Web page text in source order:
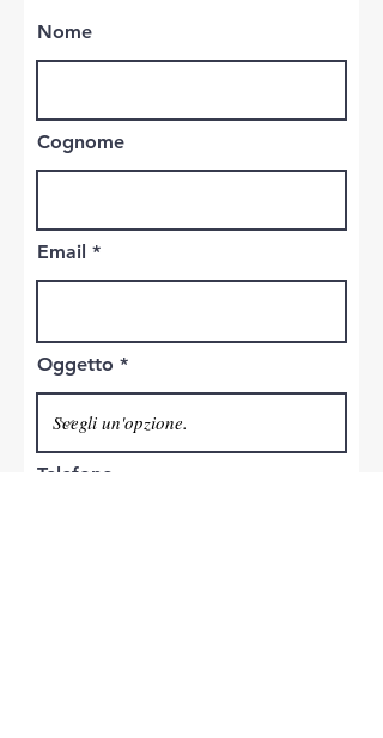
Nome
Cognome
Email
Oggetto
Telefono